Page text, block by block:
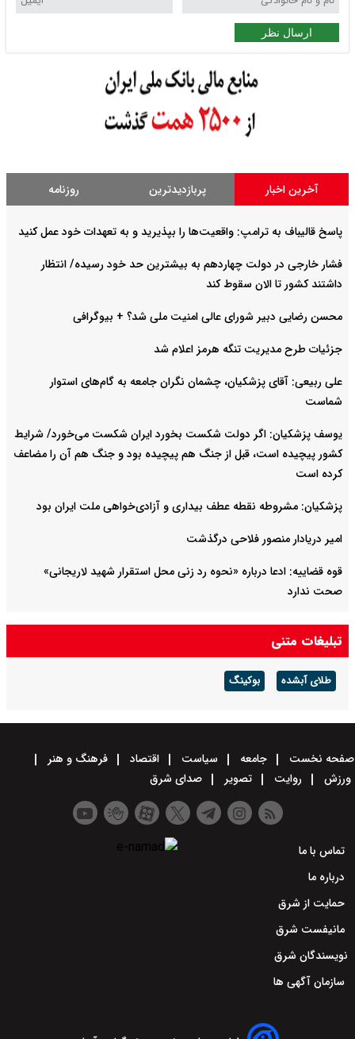
ارسال نظر
آخرین اخبار پربازدیدترین روزنامه
پاسخ قالیباف به ترامپ: واقعیت‌ها را بپذیرید و به تعهدات خود عمل کنید
فشار خارجی در دولت چهاردهم به بیشترین حد خود رسیده/ انتظار
داشتند کشور تا الان سقوط کند
محسن رضایی دبیر شورای عالی امنیت ملی شد؟ + بیوگرافی
جزئیات طرح مدیریت تنگه هرمز اعلام شد
علی ربیعی: آقای پزشکیان، چشمان نگران جامعه به گام‌های استوار
شماست
یوسف پزشکیان: اگر دولت شکست بخورد ایران شکست می‌خورد/ شرایط
کشور پیچیده است، قبل از جنگ هم پیچیده بود و جنگ هم آن را مضاعف‌
کرده است
پزشکیان: مشروطه نقطه عطف بیداری و آزادی‌خواهی ملت ایران بود
امیر دریادار منصور فلاحی درگذشت
قوه قضاییه: ادعا درباره «نحوه رد زنی محل استقرار شهید لاریجانی»
صحت ندارد
سرپرست وزارت دفاع: دست نیروهای مسلح برای پاسخ به تهدیدات پُر
است
تبلیغات متنی
طلای آبشده بوکینگ
صفحه نخست جامعه سیاست اقتصاد
فرهنگ و هنر
ورزش
روایت تصویر صدای شرق
تماس با ما
درباره ما
حمایت از شرق
مانیفست شرق
نویسندگان شرق
سازمان آگهی ها